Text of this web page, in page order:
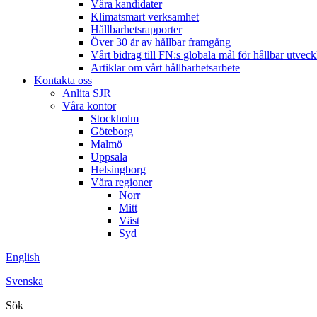
Våra kandidater
Klimatsmart verksamhet
Hållbarhetsrapporter
Över 30 år av hållbar framgång
Vårt bidrag till FN:s globala mål för hållbar
Artiklar om vårt hållbarhetsarbete
Kontakta oss
Anlita SJR
Våra kontor
Stockholm
Göteborg
Malmö
Uppsala
Helsingborg
Våra regioner
Norr
Mitt
Väst
Syd
English
Svenska
Sök